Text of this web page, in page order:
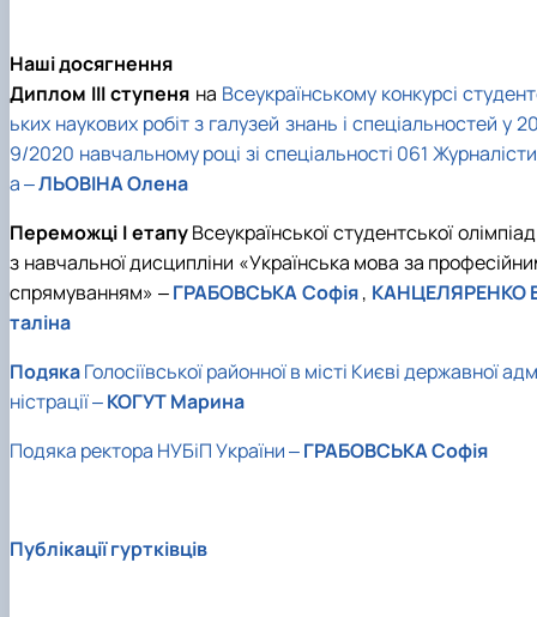
Наші досягнення
Диплом III cтупеня на Всеукраїнському конкурсі
ьких наукових робіт з галузей знань і спеціальностей у
9/2020 навчальному році зі спеціальності 061
а‒ЛЬОВІНА Олена
Переможці І етапуВсеукраїнської студентської
з навчальної дисципліни «Українська мова за
спрямуванням» ‒ГРАБОВСЬКА Софія, КАНЦЕЛЯРЕНКО
таліна
ПодякаГолосіївської районної в місті Києві державної
ністрації‒КОГУТ Марина
Подяка ректора НУБіП України ‒ГРАБОВСЬКА Софія
Публікації гуртківців